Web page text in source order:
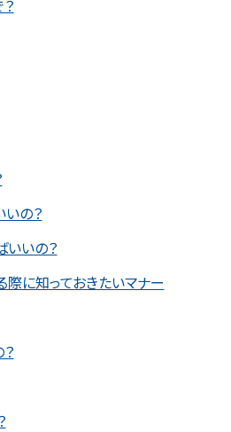
の？
いの？
に知っておきたいマナー